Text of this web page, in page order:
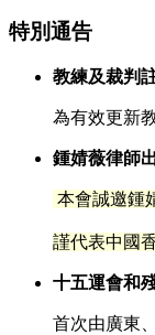
特別通告
教練及裁判
為有效更新
鍾婧薇律師
本會誠邀鍾
謹代表中國
十五運會和
首次由廣東